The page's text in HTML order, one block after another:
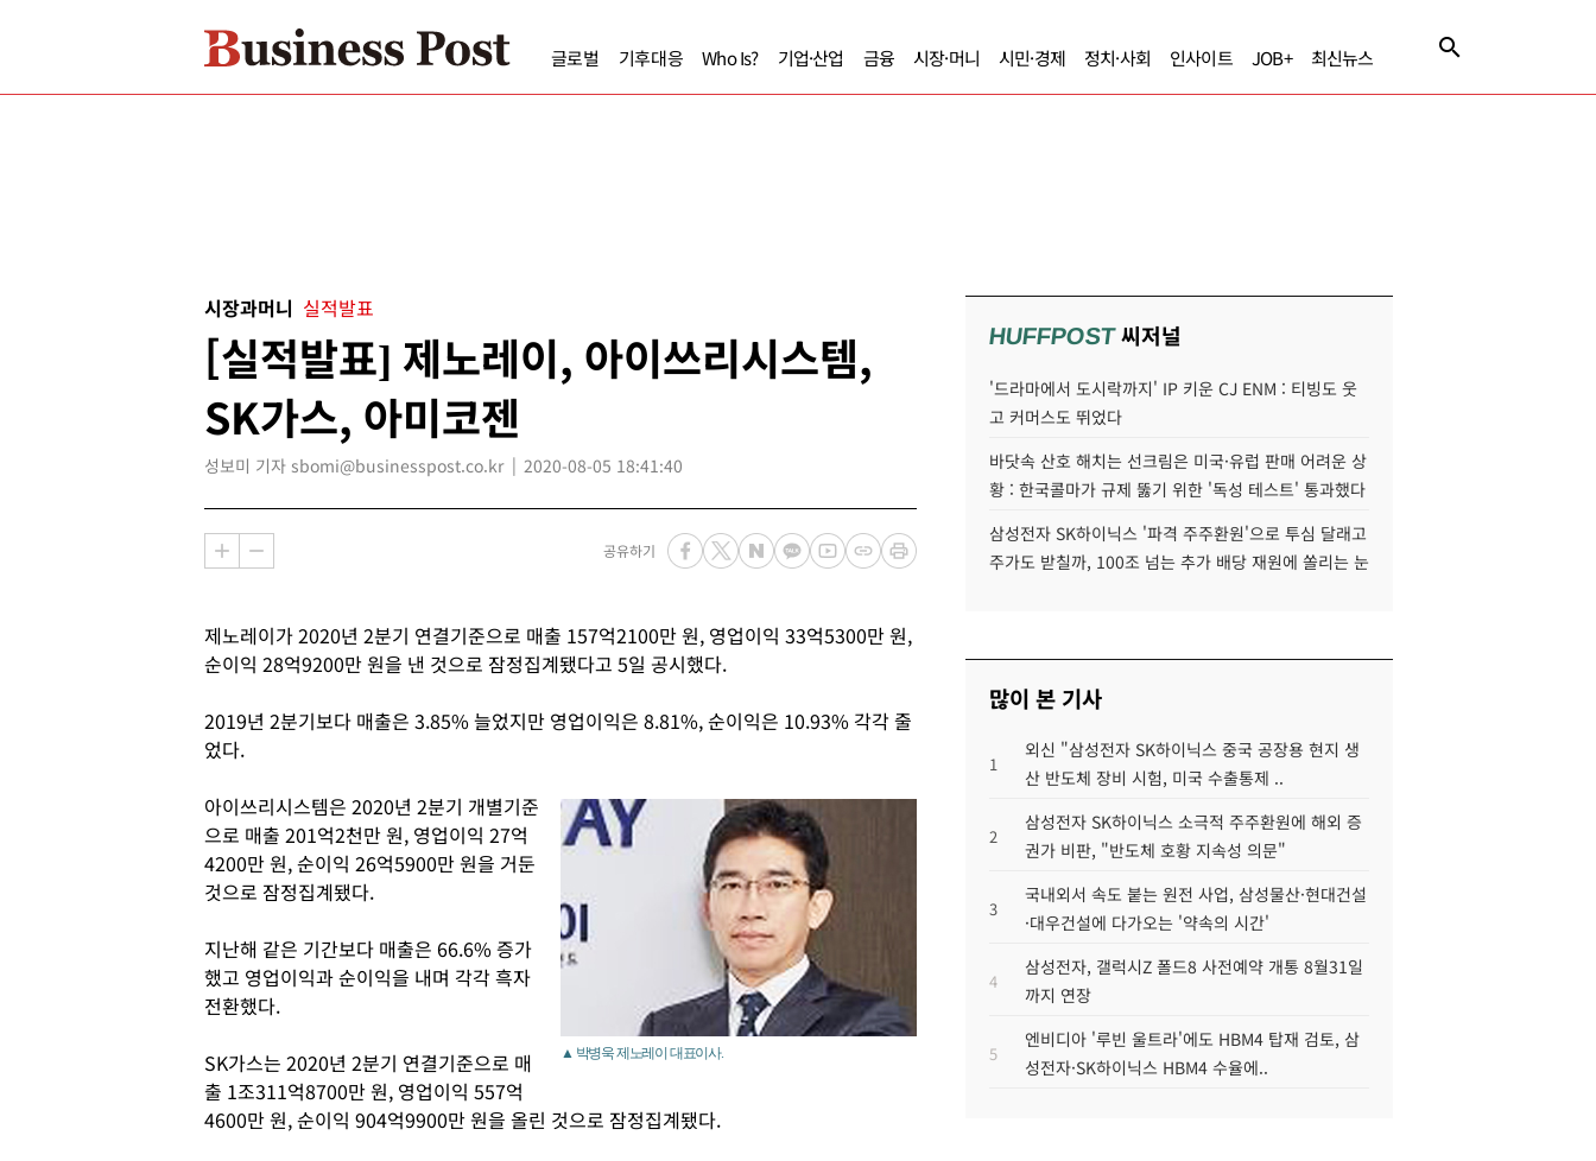
글로벌 기후대응 Who Is? 기업·산업 금융 시장·머니 시민·경제 정치·사회 인사이트 JOB+ 최신뉴스
시장과머니 실적발표
[실적발표] 제노레이, 아이쓰리시스템,
SK가스, 아미코젠
성보미 기자 sbomi@businesspost.co.kr 2020-08-05 18:41:40
공유하기
제노레이가 2020년 2분기 연결기준으로 매출 157억2100만 원, 영업이익 33억5300만 원,
순이익 28억9200만 원을 낸 것으로 잠정집계됐다고 5일 공시했다.
2019년 2분기보다 매출은 3.85% 늘었지만 영업이익은 8.81%, 순이익은 10.93% 각각 줄
었다.
▲ 박병욱 제노레이 대표이사.
아이쓰리시스템은 2020년 2분기 개별기준
으로 매출 201억2천만 원, 영업이익 27억
4200만 원, 순이익 26억5900만 원을 거둔
것으로 잠정집계됐다.
지난해 같은 기간보다 매출은 66.6% 증가
했고 영업이익과 순이익을 내며 각각 흑자
전환했다.
SK가스는 2020년 2분기 연결기준으로 매
출 1조311억8700만 원, 영업이익 557억
4600만 원, 순이익 904억9900만 원을 올린 것으로 잠정집계됐다.
HUFFPOST씨저널
'드라마에서 도시락까지' IP 키운 CJ ENM : 티빙도 웃
고 커머스도 뛰었다
바닷속 산호 해치는 선크림은 미국·유럽 판매 어려운 상
황 : 한국콜마가 규제 뚫기 위한 '독성 테스트' 통과했다
삼성전자 SK하이닉스 '파격 주주환원'으로 투심 달래고
주가도 받칠까, 100조 넘는 추가 배당 재원에 쏠리는 눈
많이 본 기사
1
외신 "삼성전자 SK하이닉스 중국 공장용 현지 생
산 반도체 장비 시험, 미국 수출통제 ..
2
삼성전자 SK하이닉스 소극적 주주환원에 해외 증
권가 비판, "반도체 호황 지속성 의문"
3
국내외서 속도 붙는 원전 사업, 삼성물산·현대건설
·대우건설에 다가오는 '약속의 시간'
4
삼성전자, 갤럭시Z 폴드8 사전예약 개통 8월31일
까지 연장
5
엔비디아 '루빈 울트라'에도 HBM4 탑재 검토, 삼
성전자·SK하이닉스 HBM4 수율에..